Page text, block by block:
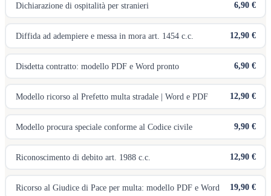
Dichiarazione di ospitalità per stranieri 6,90 €
Diffida ad adempiere e messa in mora art. 1454 c.c. 12,90 €
Disdetta contratto: modello PDF e Word pronto 6,90 €
Modello ricorso al Prefetto multa stradale | Word e PDF 12,90 €
Modello procura speciale conforme al Codice civile 9,90 €
Riconoscimento di debito art. 1988 c.c. 12,90 €
Ricorso al Giudice di Pace per multa: modello PDF e Word 19,90 €